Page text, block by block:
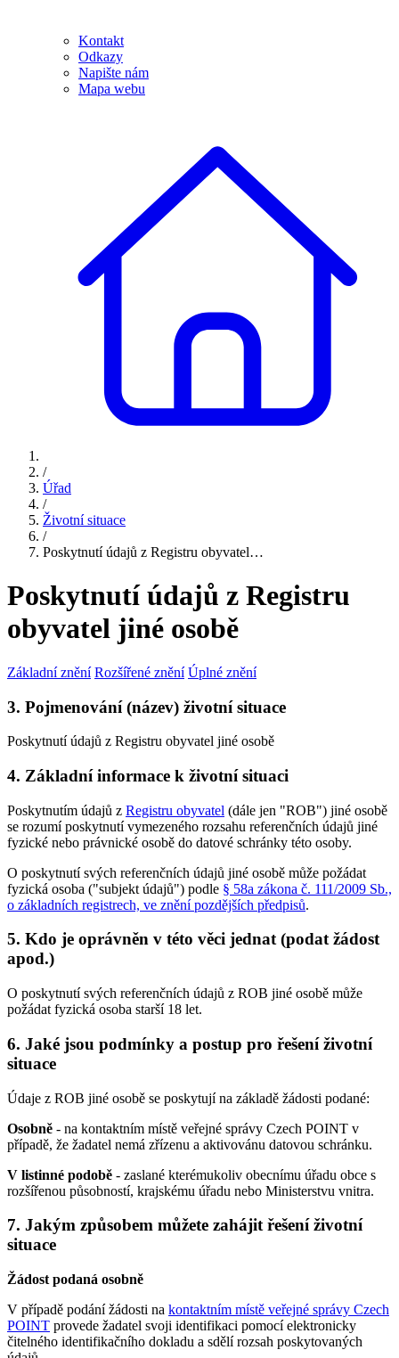
Kontakt
Odkazy
Napište nám
Mapa webu
/
Úřad
/
Životní situace
/
Poskytnutí údajů z Registru obyvatel…
Poskytnutí údajů z Registru
obyvatel jiné osobě
Základní znění Rozšířené znění Úplné znění
3. Pojmenování (název) životní situace
Poskytnutí údajů z Registru obyvatel jiné osobě
4. Základní informace k životní situaci
Poskytnutím údajů z Registru obyvatel (dále jen "ROB") jiné osobě
se rozumí poskytnutí vymezeného rozsahu referenčních údajů jiné
fyzické nebo právnické osobě do datové schránky této osoby.
O poskytnutí svých referenčních údajů jiné osobě může požádat
fyzická osoba ("subjekt údajů") podle § 58a zákona č. 111/2009 Sb.,
o základních registrech, ve znění pozdějších předpisů.
5. Kdo je oprávněn v této věci jednat (podat žádost
apod.)
O poskytnutí svých referenčních údajů z ROB jiné osobě může
požádat fyzická osoba starší 18 let.
6. Jaké jsou podmínky a postup pro řešení životní
situace
Údaje z ROB jiné osobě se poskytují na základě žádosti podané:
Osobně - na kontaktním místě veřejné správy Czech POINT v
případě, že žadatel nemá zřízenu a aktivovánu datovou schránku.
V listinné podobě - zaslané kterémukoliv obecnímu úřadu obce s
rozšířenou působností, krajskému úřadu nebo Ministerstvu vnitra.
7. Jakým způsobem můžete zahájit řešení životní
situace
Žádost podaná osobně
V případě podání žádosti na kontaktním místě veřejné správy Czech
POINT provede žadatel svoji identifikaci pomocí elektronicky
čitelného identifikačního dokladu a sdělí rozsah poskytovaných